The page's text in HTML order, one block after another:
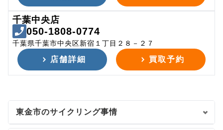
千葉中央店
050-1808-0774
千葉県千葉市中央区新宿１丁目２８－２７
店舗詳細 買取予約
東金市のサイクリング事情